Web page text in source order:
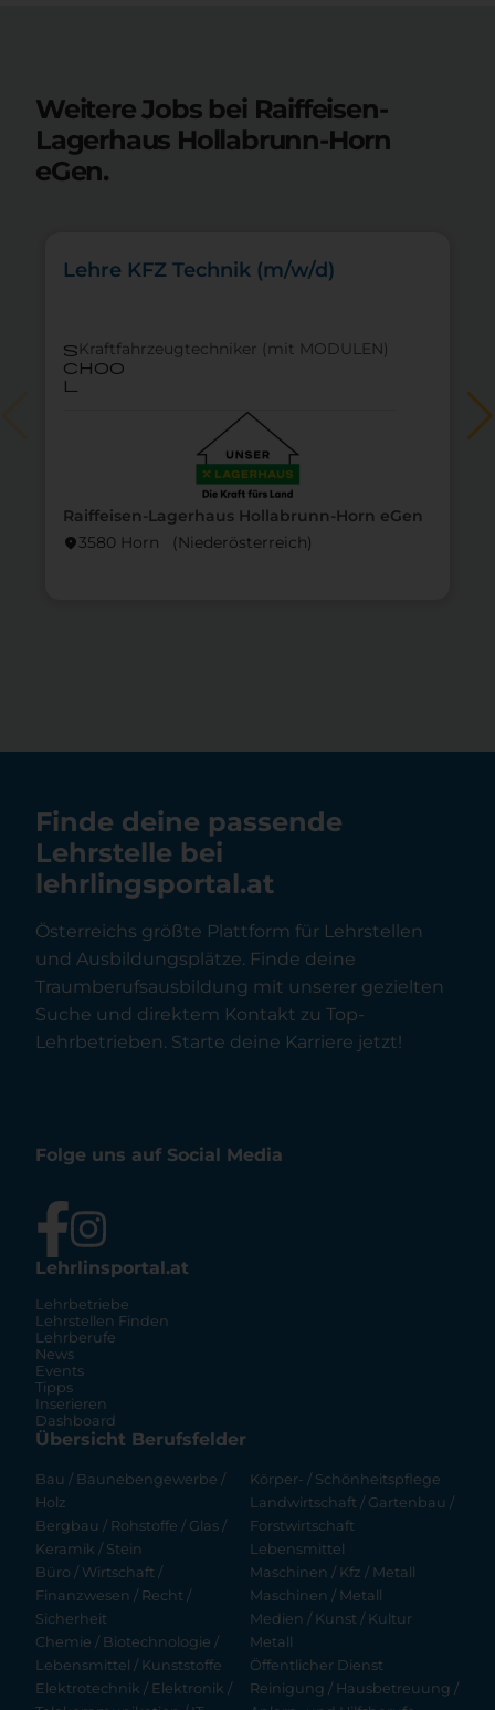
Weitere Jobs bei Raiffeisen-
Lagerhaus Hollabrunn-Horn
eGen.
Raiffeisen-Lagerhaus Hollabrunn-Horn eGen
location_on3580 Horn (Nieder­österreich)
Lehre KFZ Technik (m/w/d)
s
choo
l
Kraftfahrzeugtechniker (mit MODULEN)
Finde deine passende
Lehrstelle bei
lehrlingsportal.at
Österreichs größte Plattform für Lehrstellen
und Ausbildungsplätze. Finde deine
Traumberufsausbildung mit unserer gezielten
Suche und direktem Kontakt zu Top-
Lehrbetrieben. Starte deine Karriere jetzt!
Folge uns auf Social Media
Lehrlinsportal.at
Lehrbetriebe
Lehrstellen Finden
Lehrberufe
News
Events
Tipps
Inserieren
Dashboard
Übersicht Berufsfelder
Bau / Baunebengewerbe /
Holz
Bergbau / Rohstoffe / Glas /
Keramik / Stein
Büro / Wirtschaft /
Finanzwesen / Recht /
Sicherheit
Chemie / Biotechnologie /
Lebensmittel / Kunststoffe
Elektrotechnik / Elektronik /
Körper- / Schönheitspflege
Landwirtschaft / Gartenbau /
Forstwirtschaft
Lebensmittel
Maschinen / Kfz / Metall
Maschinen / Metall
Medien / Kunst / Kultur
Metall
Öffentlicher Dienst
Reinigung / Hausbetreuung /